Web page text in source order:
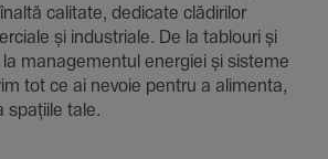
cali­tate, dedi­cate clădi­rilor
și indus­triale. De la tablouri și
managementul energiei și sisteme
tot ce ai nevoie pentru a alimenta,
spațiile tale.